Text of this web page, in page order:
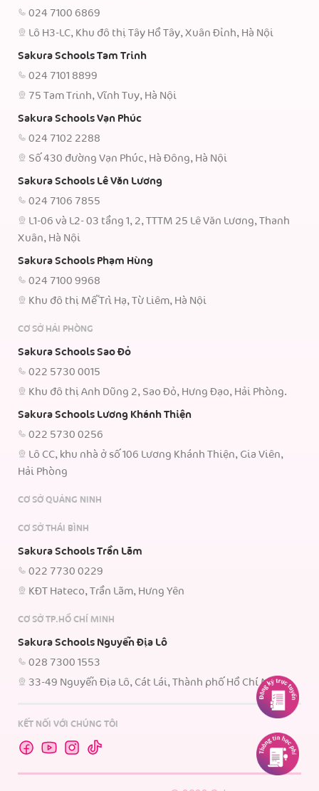
024 7100 6869
Lô H3-LC, Khu đô thị Tây Hồ Tây, Xuân Đỉnh, Hà Nội
Sakura Schools Tam Trinh
024 7101 8899
75 Tam Trinh, Vĩnh Tuy, Hà Nội
Sakura Schools Vạn Phúc
024 7102 2288
Số 430 đường Vạn Phúc, Hà Đông, Hà Nội
Sakura Schools Lê Văn Lương
024 7106 7855
L1-06 và L2- 03 tầng 1, 2, TTTM 25 Lê Văn Lương, Thanh
Xuân, Hà Nội
Sakura Schools Phạm Hùng
024 7100 9968
Khu đô thị Mễ Trì Hạ, Từ Liêm, Hà Nội
CƠ SỞ HẢI PHÒNG
Sakura Schools Sao Đỏ
022 5730 0015
Khu đô thị Anh Dũng 2, Sao Đỏ, Hưng Đạo, Hải Phòng.
Sakura Schools Lương Khánh Thiện
022 5730 0256
Lô CC, khu nhà ở số 106 Lương Khánh Thiện, Gia Viên,
Hải Phòng
CƠ SỞ QUẢNG NINH
CƠ SỞ THÁI BÌNH
Sakura Schools Trần Lãm
022 7730 0229
KĐT Hateco, Trần Lãm, Hưng Yên
CƠ SỞ TP.HỒ CHÍ MINH
Sakura Schools Nguyễn Địa Lô
028 7300 1553
33-49 Nguyễn Địa Lô, Cát Lái, Thành phố Hồ Chí Minh.
KẾT NỐI VỚI CHÚNG TÔI